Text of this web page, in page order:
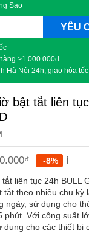
Sao
>1.000.000đ
Hà Nội 24h, giao hỏa
bật tắt liên
₫ -8% ℹ️
liên tục 24h BULL
tắt theo nhiều chu kỳ
ngày, sử dụng cho
phút. Với công suất
dụng cho các thiết bị